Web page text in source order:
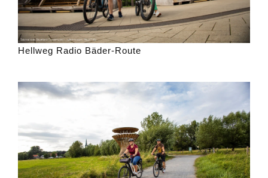
Hellweg Radio Bäder-Route